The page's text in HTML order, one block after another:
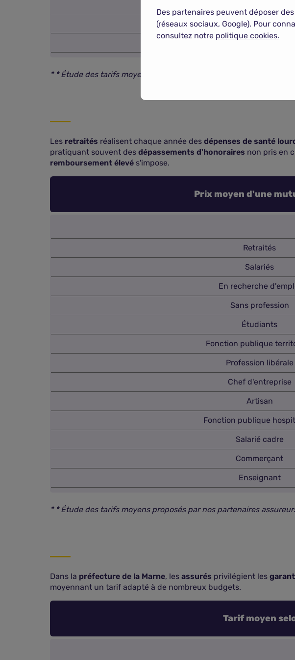
56-65 ans
66-120 ans
* * Étude des tarifs moyens proposés par nos partenaires
Les retraités réalisent chaque année des dépenses de santé
pratiquant souvent des dépassements d'honoraires non pris en
remboursement élevé s'impose.
Prix moyen d'une
Retraités
Salariés
En recherche
Sans profession
Étudiants
Fonction publique
Profession libérale
Chef d'entreprise
Artisan
Fonction publique
Salarié cadre
Commerçant
Enseignant
* * Étude des tarifs moyens proposés par nos partenaires
Dans la préfecture de la Marne, les assurés privilégient les
moyennant un tarif adapté à de nombreux budgets.
Tarif moyen
Des partenaires peuvent déposer
(réseaux sociaux, Google). Pour
consultez notre politique cookies.